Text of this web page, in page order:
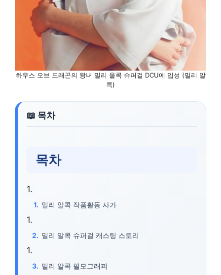
하우스 오브 드래곤의 왕녀 밀리 올콕 슈퍼걸 DCU에 입성 (밀리 알
콕)
목차
밀리 알콕 작품활동 사가
밀리 알콕 슈퍼걸 캐스팅 스토리
밀리 알콕 필모그래피